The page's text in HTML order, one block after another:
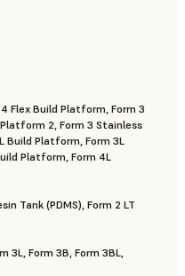
Flex Build Platform, Form 3
2, Form 3 Stainless
Build Platform, Form 3L
Platform, Form 4L
Tank (PDMS), Form 2 LT
3L, Form 3B, Form 3BL,